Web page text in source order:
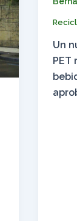
Un
PET